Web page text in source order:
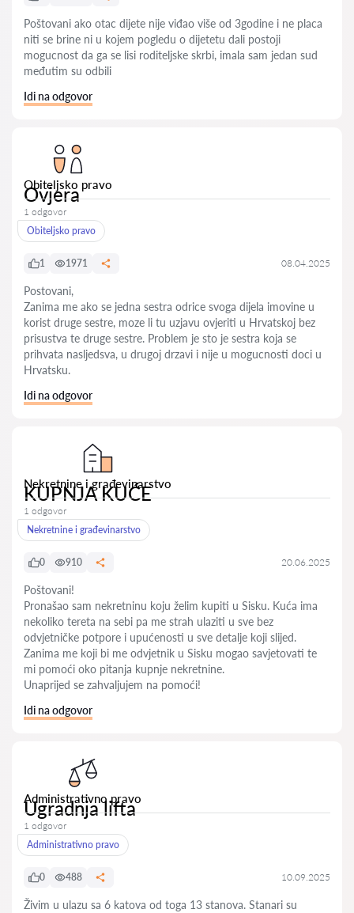
Poštovani ako otac dijete nije viđao više od 3godine i ne placa
niti se brine ni u kojem pogledu o dijetetu dali postoji
mogucnost da ga se lisi roditeljske skrbi, imala sam jedan sud
međutim su odbili
Idi na odgovor
Obiteljsko pravo
Ovjera
1 odgovor
Obiteljsko pravo
1 1971 08.04.2025
Postovani,
Zanima me ako se jedna sestra odrice svoga dijela imovine u
korist druge sestre, moze li tu uzjavu ovjeriti u Hrvatskoj bez
prisustva te druge sestre. Problem je sto je sestra koja se
prihvata nasljedsva, u drugoj drzavi i nije u mogucnosti doci u
Hrvatsku.
Idi na odgovor
Nekretnine i građevinarstvo
KUPNJA KUĆE
1 odgovor
Nekretnine i građevinarstvo
0 910 20.06.2025
Poštovani!
Pronašao sam nekretninu koju želim kupiti u Sisku. Kuća ima
nekoliko tereta na sebi pa me strah ulaziti u sve bez
odvjetničke potpore i upućenosti u sve detalje koji slijed.
Zanima me koji bi me odvjetnik u Sisku mogao savjetovati te
mi pomoći oko pitanja kupnje nekretnine.
Unaprijed se zahvaljujem na pomoći!
Idi na odgovor
Administrativno pravo
Ugradnja lifta
1 odgovor
Administrativno pravo
0 488 10.09.2025
Živim u ulazu sa 6 katova od toga 13 stanova. Stanari su